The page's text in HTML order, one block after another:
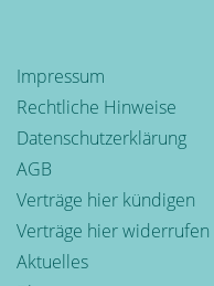
Impressum
Rechtliche Hinweise
Datenschutzerklärung
AGB
Verträge hier kündigen
Verträge hier widerrufen
Aktuelles